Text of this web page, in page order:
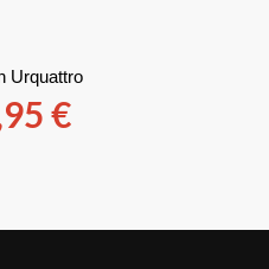
Urquattro
€